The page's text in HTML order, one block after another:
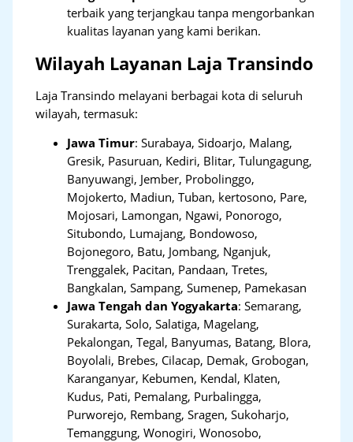
terbaik yang terjangkau tanpa mengorbankan
kualitas layanan yang kami berikan.
Wilayah Layanan Laja Transindo
Laja Transindo melayani berbagai kota di seluruh
wilayah, termasuk:
Jawa Timur:Surabaya, Sidoarjo, Malang,
Gresik, Pasuruan, Kediri, Blitar, Tulungagung,
Banyuwangi, Jember, Probolinggo,
Mojokerto, Madiun, Tuban, kertosono, Pare,
Mojosari, Lamongan, Ngawi, Ponorogo,
Situbondo, Lumajang, Bondowoso,
Bojonegoro, Batu, Jombang, Nganjuk,
Trenggalek, Pacitan, Pandaan, Tretes,
Bangkalan, Sampang, Sumenep, Pamekasan
Jawa Tengah dan Yogyakarta:Semarang,
Surakarta, Solo, Salatiga, Magelang,
Pekalongan, Tegal, Banyumas, Batang, Blora,
Boyolali, Brebes, Cilacap, Demak, Grobogan,
Karanganyar, Kebumen, Kendal, Klaten,
Kudus, Pati, Pemalang, Purbalingga,
Purworejo, Rembang, Sragen, Sukoharjo,
Temanggung, Wonogiri, Wonosobo,